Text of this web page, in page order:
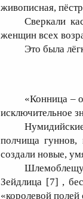
живописная,
Сверкали
женщин всех
Это была
«Конница –
исключительное
полчища
создали новые,
Зейдлица [7] ,
«королевой